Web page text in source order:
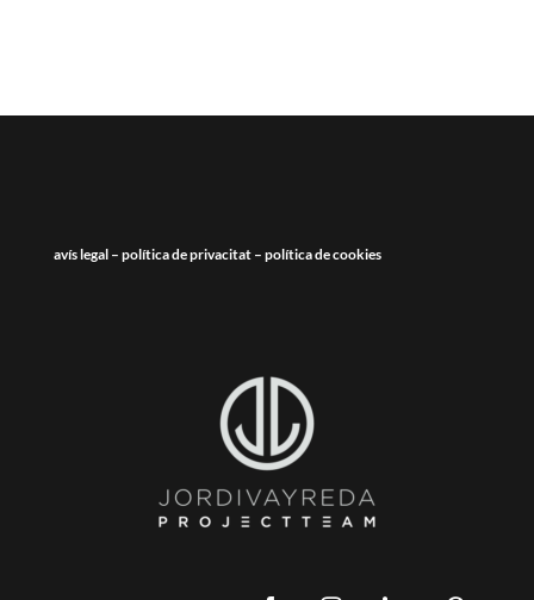
avís legal– política de privacitat– política de cookies